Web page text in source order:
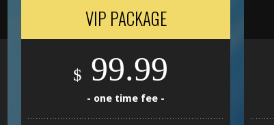
VIP PACKAGE
$ 99.99
- one time fee -